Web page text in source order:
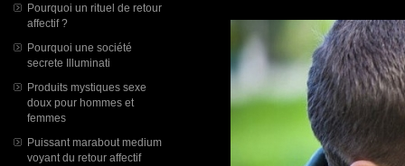
Pourquoi un rituel de retour
affectif ?
Pourquoi une société
secrete Illuminati
Produits mystiques sexe
doux pour hommes et
femmes
Puissant marabout medium
voyant du retour affectif